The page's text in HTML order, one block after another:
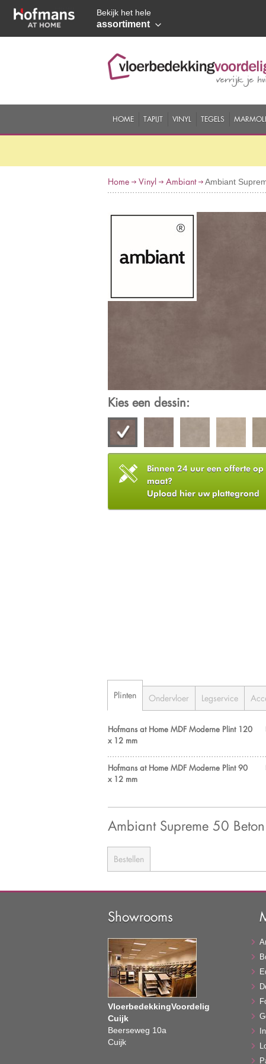
Bekijk het hele
assortiment
HOME TAPIJT VINYL TEGELS
Home Vinyl Ambiant Ambiant
Kies een dessin:
Binnen 24 uur een offerte op
maat?
Upload hier uw plattegrond
Plinten Ondervloer Legservice
Hofmans at Home MDF Moderne Plint 120
x 12 mm
Hofmans at Home MDF Moderne Plint 90
x 12 mm
Ambiant Supreme 50
Bestellen
Showrooms
VloerbedekkingVoordelig
Cuijk
Beerseweg 10a
Cuijk